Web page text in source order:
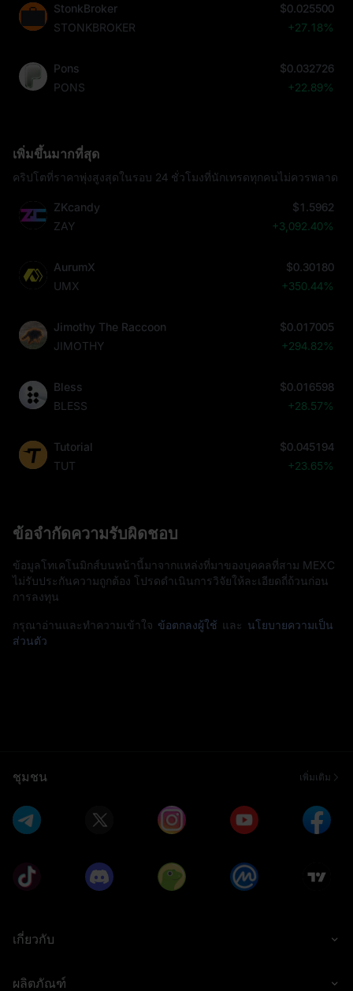
StonkBroker
STONKBROKER
$0.025500
+27.18%
Pons
PONS
$0.032726
+22.89%
เพิ่มขึ้นมากที่สุด
คริปโตที่ราคาพุ่งสูงสุดในรอบ 24 ชั่วโมงที่นักเทรดทุกคนไม่ควรพลาด
ZKcandy
ZAY
$1.5962
+3,092.40%
AurumX
UMX
$0.30180
+350.44%
Jimothy The Raccoon
JIMOTHY
$0.017005
+294.82%
Bless
BLESS
$0.016598
+28.57%
Tutorial
TUT
$0.045194
+23.65%
ข้อจำกัดความรับผิดชอบ
ข้อมูลโทเคโนมิกส์บนหน้านี้มาจากแหล่งที่มาของบุคคลที่สาม MEXC
ไม่รับประกันความถูกต้อง โปรดดำเนินการวิจัยให้ละเอียดถี่ถ้วนก่อน
การลงทุน
กรุณาอ่านและทำความเข้าใจ ข้อตกลงผู้ใช้ และ นโยบายความเป็น
ส่วนตัว
ชุมชน เพิ่มเติม
เกี่ยวกับ
ผลิตภัณฑ์